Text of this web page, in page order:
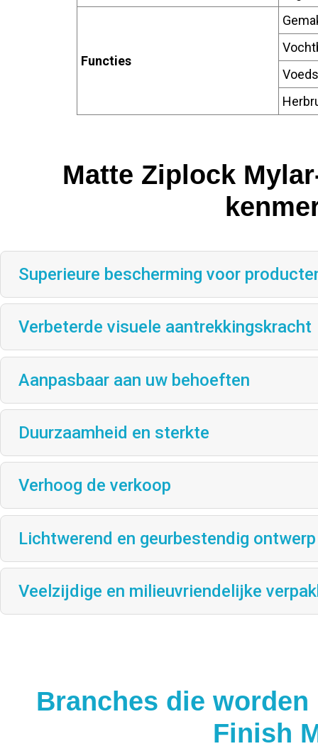
Functies
Matte Ziplock
Superieure bescherming voor
Verbeterde visuele aantrekkingskracht
Aanpasbaar aan uw behoeften
Duurzaamheid en sterkte
Verhoog de verkoop
Lichtwerend en geurbestendig ontwerp
Veelzijdige en milieuvriendelijke
Branches die worden
Finish